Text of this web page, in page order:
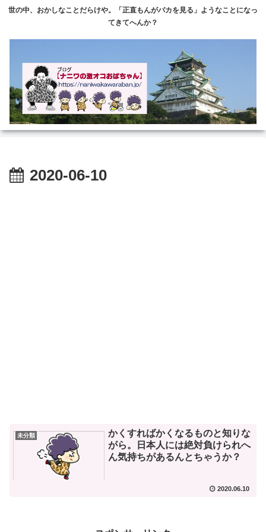
世の中、おかしなことだらけや。「正直もんがバカを見る」ようなことになっ
てきてへんか？
2020-06-10
未分類
かくすればかくなるものと知りな
がら。日本人には絶対負けられへ
ん気持ちがあるんとちゃうか？
2020.06.10